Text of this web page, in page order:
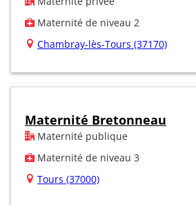
Maternité de niveau 2
Chambray-lès-Tours (37170)
Maternité Bretonneau
Maternité publique
Maternité de niveau 3
Tours (37000)